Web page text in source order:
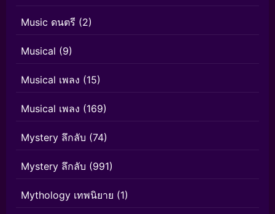
Music ดนตรี (2)
Musical (9)
Musical เพลง (15)
Musical เพลง (169)
Mystery ลึกลับ (74)
Mystery ลึกลับ (991)
Mythology เทพนิยาย (1)